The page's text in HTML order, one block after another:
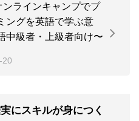
ンラインキャンプでプ
ングを英語で学ぶ意
中級者・上級者向け〜
20
にスキルが身につく